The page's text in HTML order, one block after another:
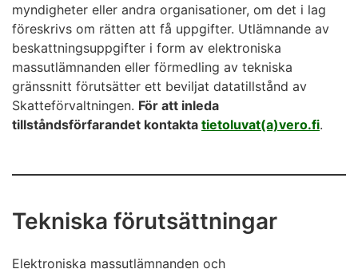
myndigheter eller andra organisationer, om det i lag
föreskrivs om rätten att få uppgifter. Utlämnande av
beskattningsuppgifter i form av elektroniska
massutlämnanden eller förmedling av tekniska
gränssnitt förutsätter ett beviljat datatillstånd av
Skatteförvaltningen. För att inleda
tillståndsförfarandet kontakta tietoluvat(a)vero.fi.
Tekniska förutsättningar
Elektroniska massutlämnanden och